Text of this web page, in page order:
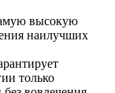
высокую
наилучших
только